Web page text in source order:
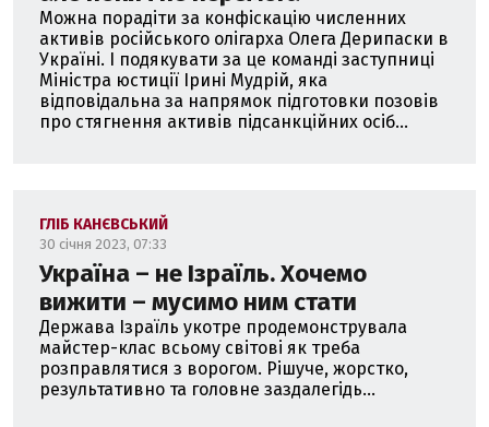
Можна порадіти за конфіскацію численних
активів російського олігарха Олега Дерипаски в
Україні. І подякувати за це команді заступниці
Міністра юстиції Ірині Мудрій, яка
відповідальна за напрямок підготовки позовів
про стягнення активів підсанкційних осіб...
ГЛІБ КАНЄВСЬКИЙ
30 січня 2023, 07:33
Україна – не Ізраїль. Хочемо
вижити – мусимо ним стати
Держава Ізраїль укотре продемонструвала
майстер-клас всьому світові як треба
розправлятися з ворогом. Рішуче, жорстко,
результативно та головне заздалегідь...